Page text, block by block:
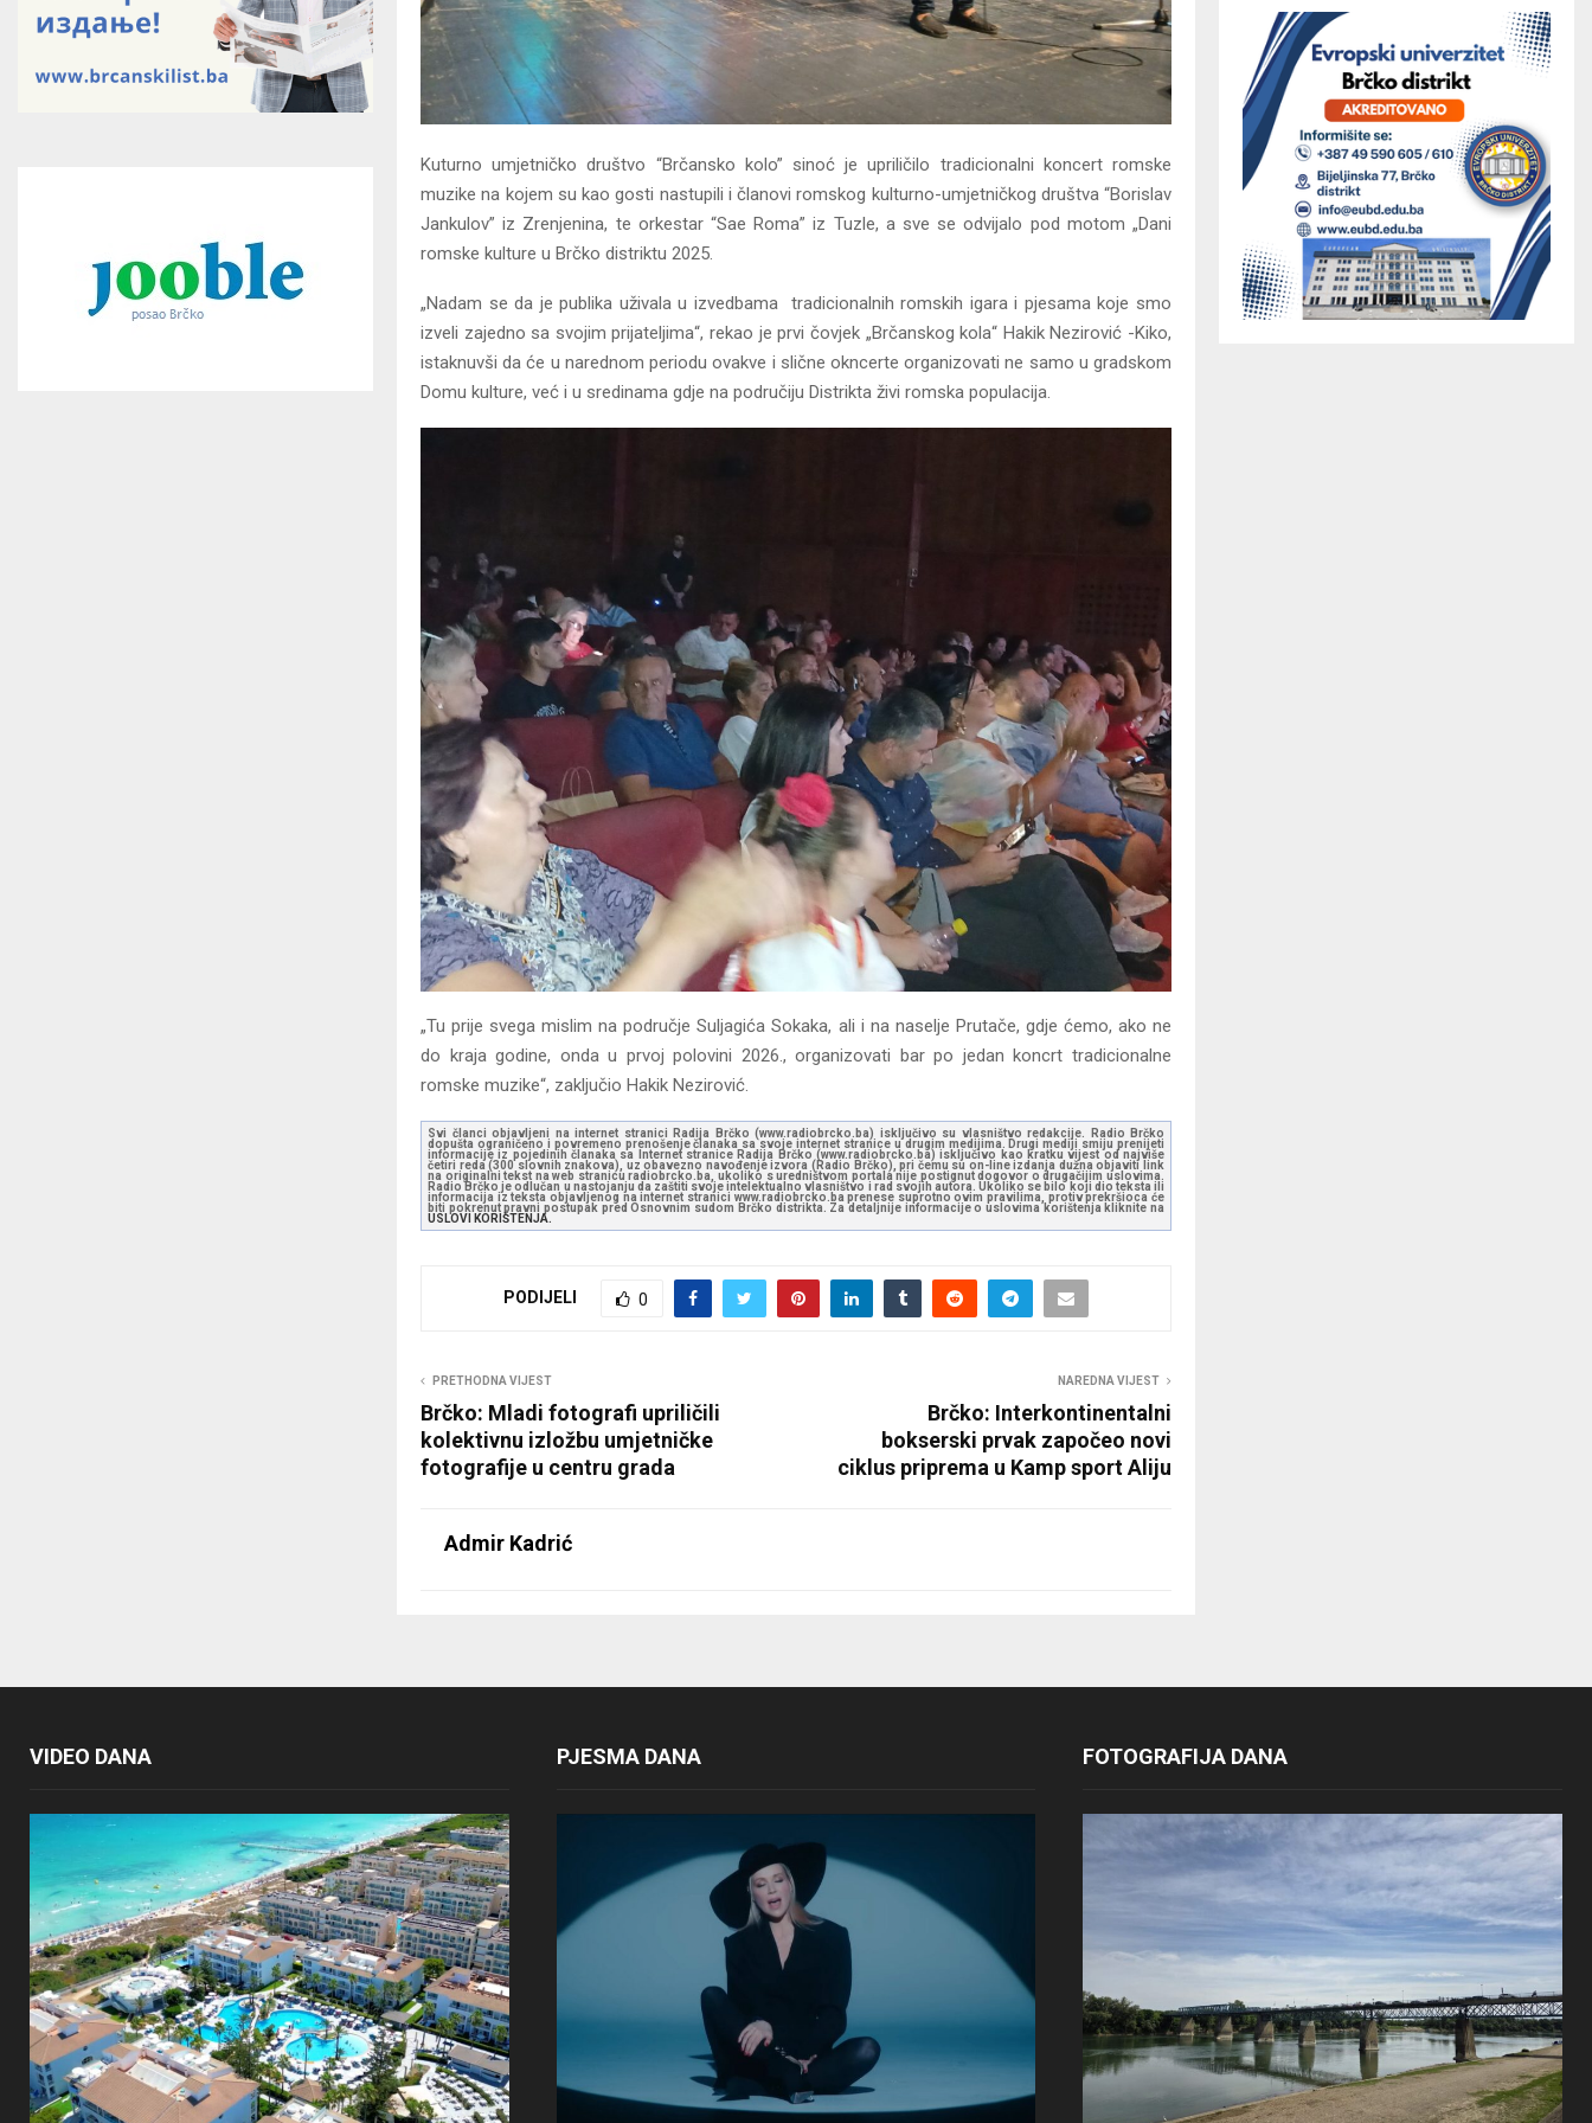
Kuturno umjetničko društvo “Brčansko kolo” sinoć je upriličilo tradicionalni koncert romske
muzike na kojem su kao gosti nastupili i članovi romskog kulturno-umjetničkog društva “Borislav
Jankulov” iz Zrenjenina, te orkestar “Sae Roma” iz Tuzle, a sve se odvijalo pod motom „Dani
romske kulture u Brčko distriktu 2025.
„Nadam se da je publika uživala u izvedbama tradicionalnih romskih igara i pjesama koje smo
izveli zajedno sa svojim prijateljima“, rekao je prvi čovjek „Brčanskog kola“ Hakik Nezirović -Kiko,
istaknuvši da će u narednom periodu ovakve i slične okncerte organizovati ne samo u gradskom
Domu kulture, već i u sredinama gdje na područiju Distrikta živi romska populacija.
„Tu prije svega mislim na područje Suljagića Sokaka, ali i na naselje Prutače, gdje ćemo, ako ne
do kraja godine, onda u prvoj polovini 2026., organizovati bar po jedan koncrt tradicionalne
romske muzike“, zaključio Hakik Nezirović.
Svi članci objavljeni na internet stranici Radija Brčko (www.radiobrcko.ba) isključivo su vlasništvo redakcije. Radio Brčko
dopušta ograničeno i povremeno prenošenje članaka sa svoje internet stranice u drugim medijima. Drugi mediji smiju prenijeti
informacije iz pojedinih članaka sa Internet stranice Radija Brčko (www.radiobrcko.ba) isključivo kao kratku vijest od najviše
četiri reda (300 slovnih znakova), uz obavezno navođenje izvora (Radio Brčko), pri čemu su on-line izdanja dužna objaviti link
na originalni tekst na web stranicu radiobrcko.ba, ukoliko s uredništvom portala nije postignut dogovor o drugačijim uslovima.
Radio Brčko je odlučan u nastojanju da zaštiti svoje intelektualno vlasništvo i rad svojih autora. Ukoliko se bilo koji dio teksta ili
informacija iz teksta objavljenog na internet stranici www.radiobrcko.ba prenese suprotno ovim pravilima, protiv prekršioca će
biti pokrenut pravni postupak pred Osnovnim sudom Brčko distrikta. Za detaljnije informacije o uslovima korištenja kliknite na
USLOVI KORIŠTENJA.
PODIJELI 0
PRETHODNA VIJEST
Brčko: Mladi fotografi upriličili
kolektivnu izložbu umjetničke
fotografije u centru grada
NAREDNA VIJEST
Brčko: Interkontinentalni
bokserski prvak započeo novi
ciklus priprema u Kamp sport Aliju
Admir Kadrić
VIDEO DANA PJESMA DANA FOTOGRAFIJA DANA